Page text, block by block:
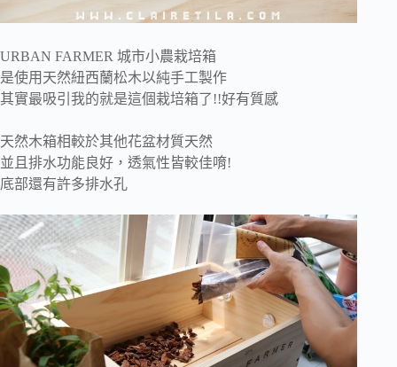
URBAN FARMER 城市小農栽培箱
是使用天然紐西蘭松木以純手工製作
其實最吸引我的就是這個栽培箱了!!好有質感
天然木箱相較於其他花盆材質天然
並且排水功能良好，透氣性皆較佳唷!
底部還有許多排水孔